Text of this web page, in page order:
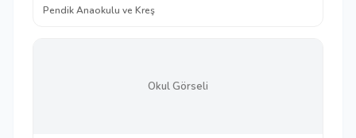
Pendik Anaokulu ve Kreş
Okul Görseli